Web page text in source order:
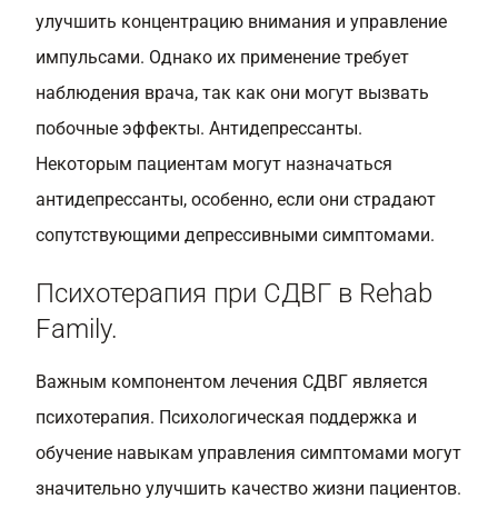
улучшить концентрацию внимания и управление
импульсами. Однако их применение требует
наблюдения врача, так как они могут вызвать
побочные эффекты. Антидепрессанты.
Некоторым пациентам могут назначаться
антидепрессанты, особенно, если они страдают
сопутствующими депрессивными симптомами.
Психотерапия при СДВГ в Rehab
Family.
Важным компонентом лечения СДВГ является
психотерапия. Психологическая поддержка и
обучение навыкам управления симптомами могут
значительно улучшить качество жизни пациентов.